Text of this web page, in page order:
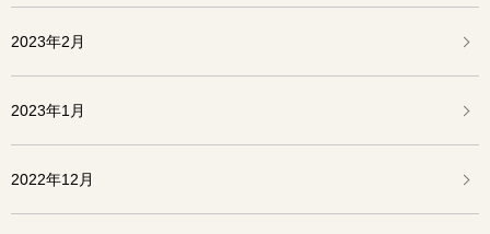
2023年2月
2023年1月
2022年12月